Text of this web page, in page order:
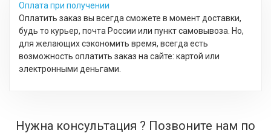
Оплата при получении
Оплатить заказ вы всегда сможете в момент доставки,
будь то курьер, почта России или пункт самовывоза. Но,
для желающих сэкономить время, всегда есть
возможность оплатить заказ на сайте: картой или
электронными деньгами.
Нужна консультация ? Позвоните нам по